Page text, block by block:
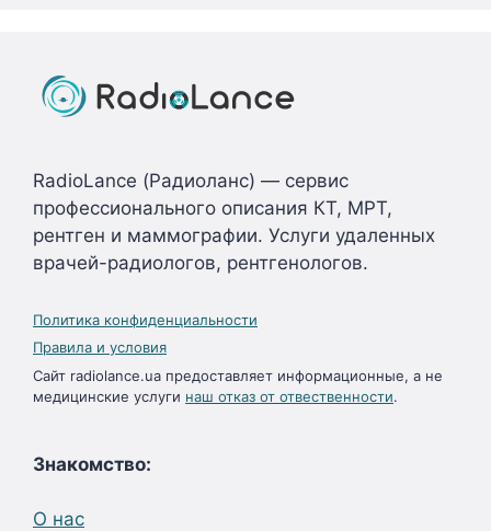
RadioLance (Радиоланс) — сервис
профессионального описания КТ, МРТ,
рентген и маммографии. Услуги удаленных
врачей-радиологов, рентгенологов.
Политика конфиденциальности
Правила и условия
Сайт radiolance.ua предоставляет информационные, а не
медицинские услуги наш отказ от отвественности.
Знакомство:
О нас